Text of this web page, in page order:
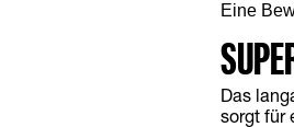
Eine
Das
sorgt für